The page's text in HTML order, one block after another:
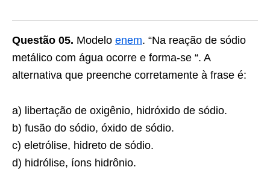
Questão 05. Modelo enem. “Na reação de sódio
metálico com água ocorre e forma-se “. A
alternativa que preenche corretamente à frase é:
a) libertação de oxigênio, hidróxido de sódio.
b) fusão do sódio, óxido de sódio.
c) eletrólise, hidreto de sódio.
d) hidrólise, íons hidrônio.